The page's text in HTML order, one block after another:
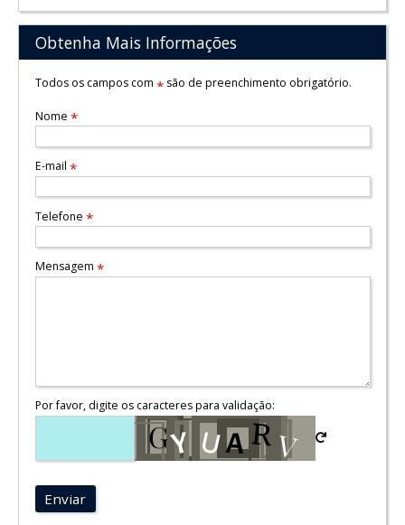
Obtenha Mais Informações
Todos os campos com *são de preenchimento obrigatório.
Nome *
E-mail *
Telefone *
Mensagem *
Por favor, digite os caracteres para validação:
Enviar